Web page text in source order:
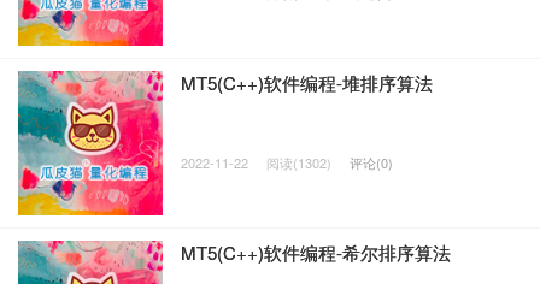
MT5(C++)软件编程-堆排序算法
2022-11-22 阅读(1302) 评论(0)
MT5(C++)软件编程-希尔排序算法